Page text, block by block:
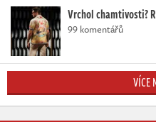
Vrchol chamtivosti?
99 komentářů
VÍCE